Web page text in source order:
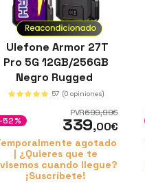
Ulefone Armor 27T
Pro 5G 12GB/256GB
Negro Rugged
57 (0 opiniones)
PVR699,99€
339,00€
-52%
agotado
| ¿Quieres que te
cuando llegue?
¡Suscríbete!